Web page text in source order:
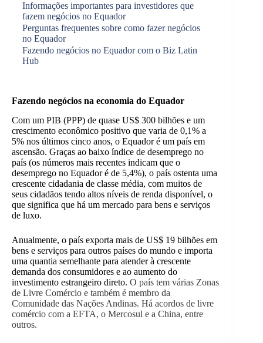
Informações importantes para investidores que
fazem negócios no Equador
Perguntas frequentes sobre como fazer negócios
no Equador
Fazendo negócios no Equador com o Biz Latin
Hub
Fazendo negócios na economia do Equador
Com um PIB (PPP) de quase US$ 300 bilhões e um
crescimento econômico positivo que varia de 0,1% a
5% nos últimos cinco anos, o Equador é um país em
ascensão. Graças ao baixo índice de desemprego no
país (os números mais recentes indicam que o
desemprego no Equador é de 5,4%), o país ostenta uma
crescente cidadania de classe média, com muitos de
seus cidadãos tendo altos níveis de renda disponível, o
que significa que há um mercado para bens e serviços
de luxo.
Anualmente, o país exporta mais de US$ 19 bilhões em
bens e serviços para outros países do mundo e importa
uma quantia semelhante para atender à crescente
demanda dos consumidores e ao aumento do
investimento estrangeiro direto. O país tem várias Zonas
de Livre Comércio e também é membro da
Comunidade das Nações Andinas. Há acordos de livre
comércio com a EFTA, o Mercosul e a China, entre
outros.